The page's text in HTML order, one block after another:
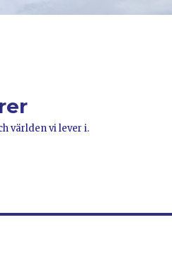
världen vi lever i.